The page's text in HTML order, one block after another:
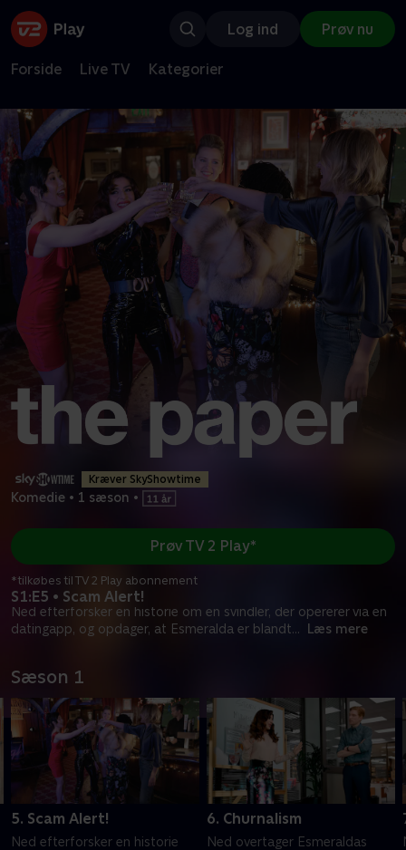
Log ind Prøv nu
Forside Live TV Kategorier
Kræver SkyShowtime
Komedie • 1 sæson •
S1:E5 • Scam Alert!
Ned efterforsker en historie om en svindler, der opererer via en
datingapp, og opdager, at Esmeralda er blandt... Læs mere
Prøv TV 2 Play*
*tilkøbes til TV 2 Play abonnement
Sæson 1
5. Scam Alert!
Ned efterforsker en historie
6. Churnalism
Ned overtager Esmeraldas